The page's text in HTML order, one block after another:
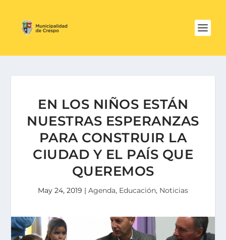
EN LOS NIÑOS ESTÁN
NUESTRAS ESPERANZAS
PARA CONSTRUIR LA
CIUDAD Y EL PAÍS QUE
QUEREMOS
May 24, 2019 | Agenda, Educación, Noticias